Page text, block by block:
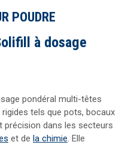
POUDRE
à dosage
pondéral multi-têtes
tels que pots, bocaux
précision dans les secteurs
et de la chimie. Elle